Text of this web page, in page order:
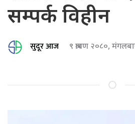
सम्पर्क विहीन
सुदूर आज ९ श्रावण २०८०,